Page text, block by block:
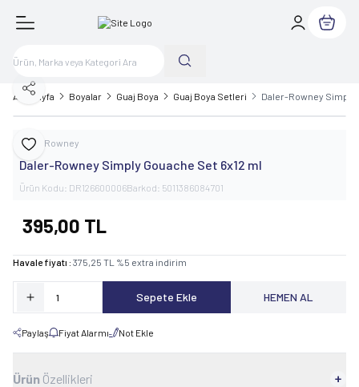
Sepetim
Ana Sayfa Boyalar Guaj Boya Guaj Boya Setleri Daler-Rowney Simply
Favoriye Ekle
Paylaş
Daler Rowney
Daler-Rowney Simply Gouache Set 6x12 ml
Ürün Kodu: DR126600006Barkod: 5011386084701
395,00 TL
Havale fiyatı : 375,25 TL %5 extra indirim
Sepete Ekle HEMEN AL
Paylaş Fiyat Alarmı Not Ekle
Ürün Özellikleri